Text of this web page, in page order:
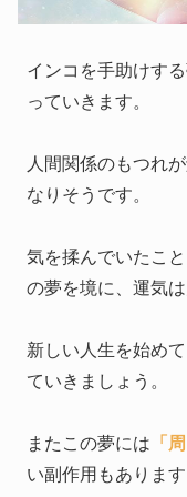
インコを手助けす
っていきます。
人間関係のもつれ
なりそうです。
気を揉んでいたこ
の夢を境に、運気
新しい人生を始め
ていきましょう。
またこの夢には 「
い副作用もあります